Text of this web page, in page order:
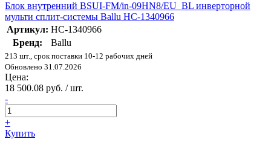
Блок внутренний BSUI-FM/in-09HN8/EU_BL инверторной
мульти сплит-системы Ballu НС-1340966
Артикул: НС-1340966
Бренд:
Ballu
213 шт., срок поставки 10-12 рабочих дней
Обновлено 31.07.2026
Цена:
18 500.08 руб. / шт.
-
+
Купить